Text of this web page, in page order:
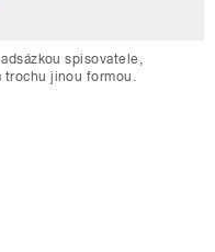
spisovatele,
trochu jinou formou.